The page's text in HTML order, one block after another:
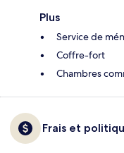
Plus
Service de
Coffre-fort
Chambres
Frais et